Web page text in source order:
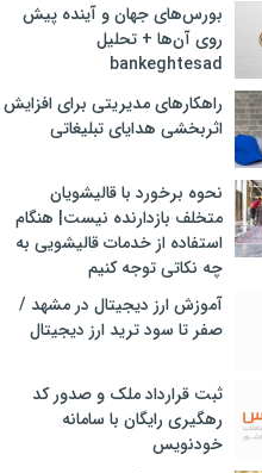
بورس‌های جهان و آینده پیش
روی آن‌ها + تحلیل
bankeghtesad
راهکارهای مدیریتی برای افزایش
اثربخشی هدایای تبلیغاتی
نحوه برخورد با قالیشویان
متخلف بازدارنده نیست| هنگام
استفاده از خدمات قالیشویی به
چه نکاتی توجه کنیم
آموزش ارز دیجیتال در مشهد /
صفر تا سود ترید ارز دیجیتال
ثبت قرارداد ملک و صدور کد
رهگیری رایگان با سامانه
خودنویس